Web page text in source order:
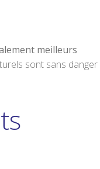
meilleurs
sont sans danger